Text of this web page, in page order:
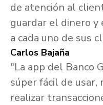
de atención al
guardar el dinero
a cada uno de sus
Carlos Bajaña
"La app del Banco
súper fácil de usar,
realizar